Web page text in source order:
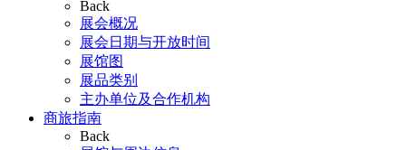
Back
展会概况
展会日期与开放时间
展馆图
展品类别
主办单位及合作机构
商旅指南
Back